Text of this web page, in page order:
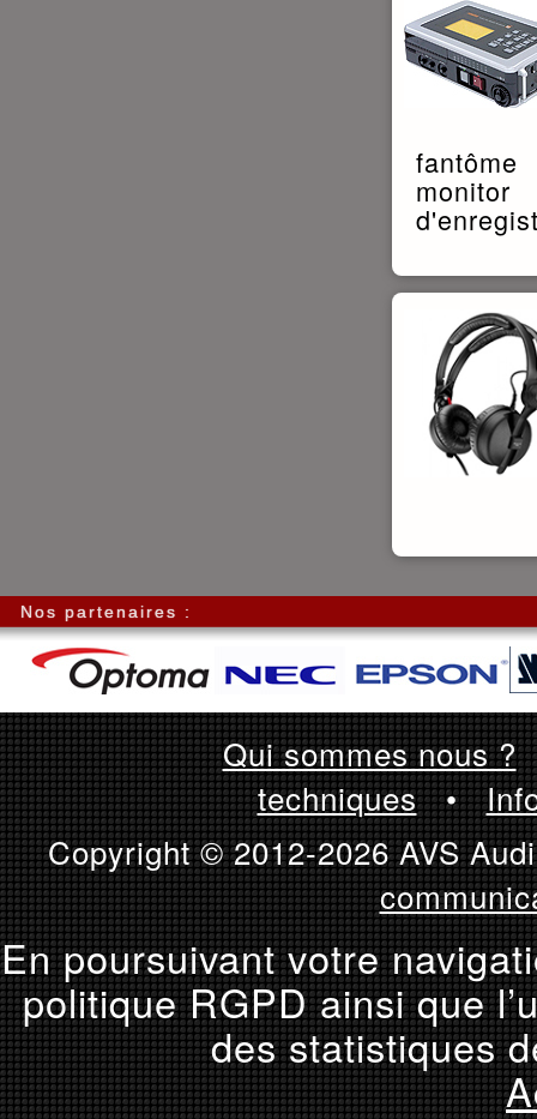
Nos partenaires :
Qui sommes nous ?
techniques•
Copyright © 2012-2026 AVS
En poursuivant votre
politique RGPD ainsi que
des statistiques